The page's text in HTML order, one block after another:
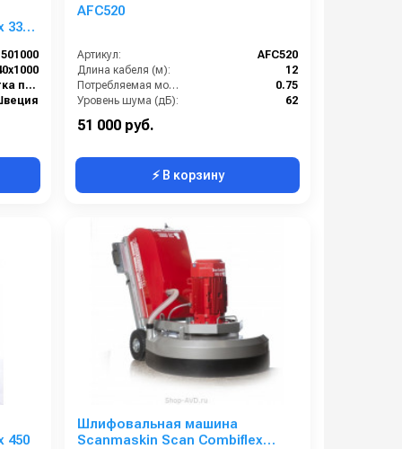
330
501000
общая чистка полов
AFC520
Артикул:
AFC520
Длина кабеля (м):
12
Потребляемая мощность (кВт):
0.75
Уровень шума (дБ):
62
51 000 руб.
⚡ В корзину
450
Шлифовальная машина
Scanmaskin Scan Combiflex